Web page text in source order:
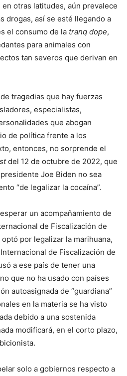
en otras latitudes, aún prevalece
drogas, así se esté llegando a
el consumo de la tranq dope,
para animales con
tan severos que derivan en
tragedias que hay fuerzas
especialistas,
que abogan
de política frente a los
entonces, no sorprende el
del 12 de octubre de 2022, que
Joe Biden no sea
“de legalizar la cocaína”.
un acompañamiento de
de Fiscalización de
por legalizar la marihuana,
de Fiscalización de
a ese país de tener una
que no ha usado con países
autoasignada de “guardiana”
en la materia se ha visto
debido a una sostenida
modificará, en el corto plazo,
solo a gobiernos respecto a